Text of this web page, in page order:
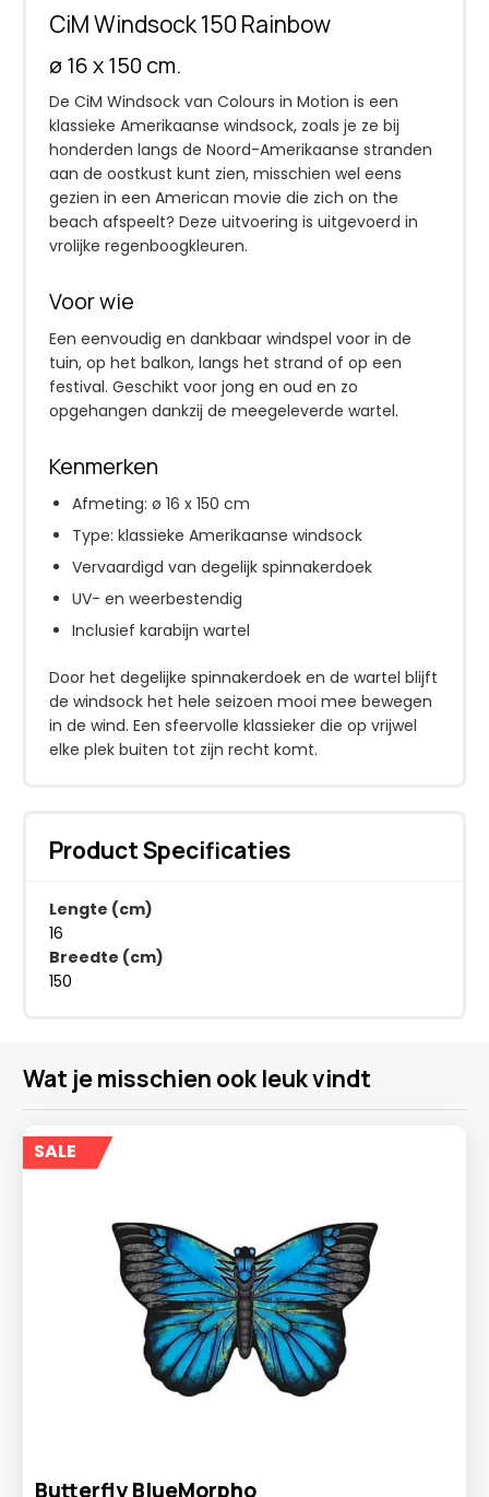
CiM Windsock 150 Rainbow
ø 16 x 150 cm.
De CiM Windsock van Colours in Motion is een
klassieke Amerikaanse windsock, zoals je ze bij
honderden langs de Noord-Amerikaanse stranden
aan de oostkust kunt zien, misschien wel eens
gezien in een American movie die zich on the
beach afspeelt? Deze uitvoering is uitgevoerd in
vrolijke regenboogkleuren.
Voor wie
Een eenvoudig en dankbaar windspel voor in de
tuin, op het balkon, langs het strand of op een
festival. Geschikt voor jong en oud en zo
opgehangen dankzij de meegeleverde wartel.
Kenmerken
Afmeting: ø 16 x 150 cm
Type: klassieke Amerikaanse windsock
Vervaardigd van degelijk spinnakerdoek
UV- en weerbestendig
Inclusief karabijn wartel
Door het degelijke spinnakerdoek en de wartel blijft
de windsock het hele seizoen mooi mee bewegen
in de wind. Een sfeervolle klassieker die op vrijwel
elke plek buiten tot zijn recht komt.
Product Specificaties
Lengte (cm)
16
Breedte (cm)
150
Wat je misschien ook leuk vindt
SALE
Butterfly BlueMorpho